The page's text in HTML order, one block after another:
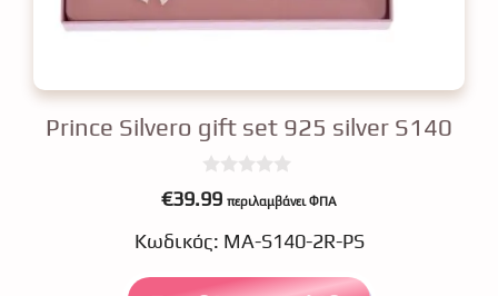
Prince Silvero gift set 925 silver S140
0
o
t
o
5
€39.99 περιλαμβάνει ΦΠΑ
Κωδικός: MA-S140-2R-PS